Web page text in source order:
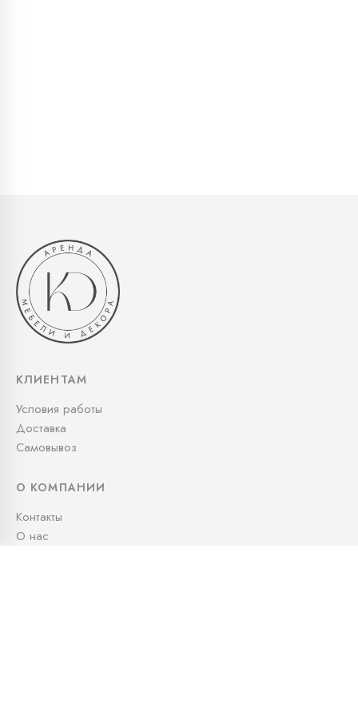
КЛИЕНТАМ
Условия работы
Доставка
Самовывоз
О КОМПАНИИ
Контакты
О нас